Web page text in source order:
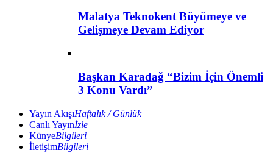
Malatya Teknokent Büyümeye ve
Gelişmeye Devam Ediyor
Başkan Karadağ “Bizim İçin Önemli
3 Konu Vardı”
Yayın AkışıHaftalık / Günlük
Canlı Yayınİzle
KünyeBilgileri
İletişimBilgileri